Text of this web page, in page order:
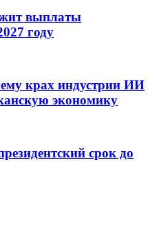
выплаты
году
крах индустрии ИИ
экономику
срок до